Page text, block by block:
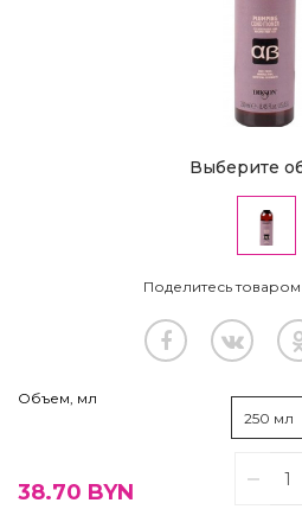
Выберите
Поделитесь
Объем, мл
250 мл
38.70 BYN